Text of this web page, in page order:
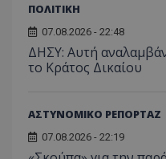
ΠΟΛΙΤΙΚΗ
07.08.2026 - 22:48
ΔΗΣΥ: Αυτή
το Κράτος Δικαίου
ΑΣΤΥΝΟΜΙΚΟ ΡΕΠΟΡΤΑΖ
07.08.2026 - 22:19